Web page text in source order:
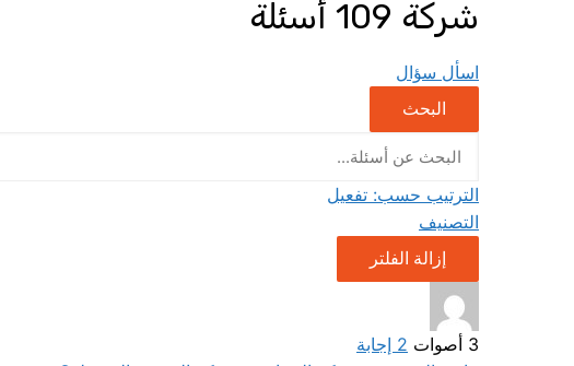
شركة 109 أسئلة
اسأل سؤال
البحث
الترتيب حسب: تفعيل
التصنيف
إزالة الفلتر
3 أصوات 2 إجابة